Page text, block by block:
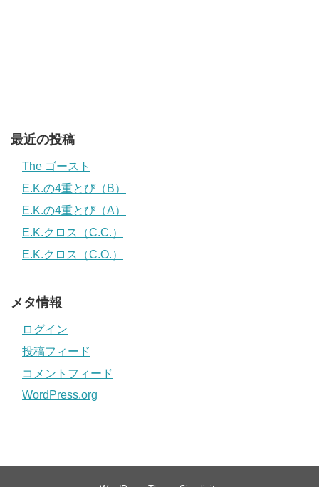
最近の投稿
The ゴースト
E.K.の4重とび（B）
E.K.の4重とび（A）
E.K.クロス（C.C.）
E.K.クロス（C.O.）
メタ情報
ログイン
投稿フィード
コメントフィード
WordPress.org